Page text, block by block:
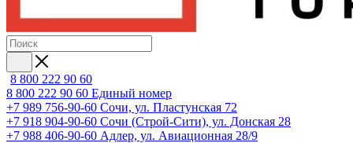
8 800 222 90 60
8 800 222 90 60 Единый номер
+7 989 756-90-60 Сочи, ул. Пластунская 72
+7 918 904-90-60 Сочи (Строй-Сити), ул. Донская 28
+7 988 406-90-60 Адлер, ул. Авиационная 28/9